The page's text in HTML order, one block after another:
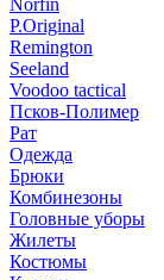
Norfin
P.Original
Remington
Seeland
Voodoo tactical
Псков-Полимер
Рат
Одежда
Брюки
Комбинезоны
Головные уборы
Жилеты
Костюмы